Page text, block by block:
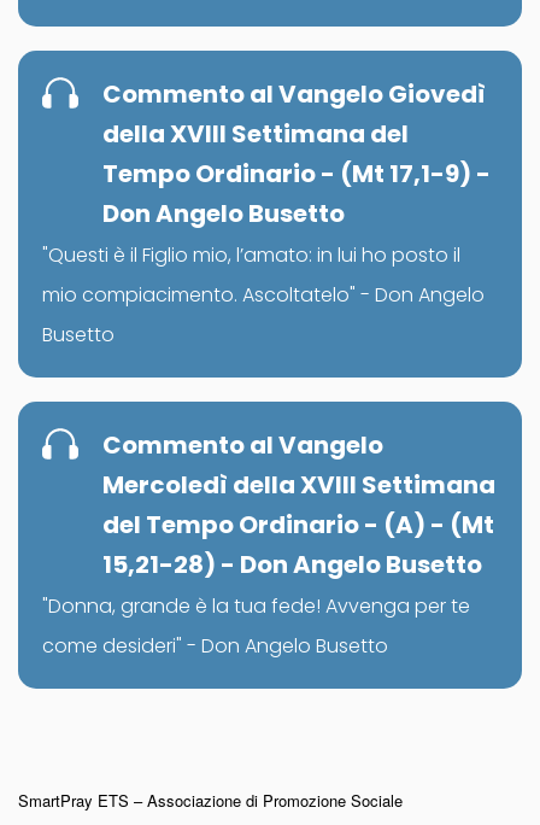
Commento al Vangelo Giovedì
della XVIII Settimana del
Tempo Ordinario - (Mt 17,1-9) -
Don Angelo Busetto
"Questi è il Figlio mio, l’amato: in lui ho posto il
mio compiacimento. Ascoltatelo" - Don Angelo
Busetto
Commento al Vangelo
Mercoledì della XVIII Settimana
del Tempo Ordinario - (A) - (Mt
15,21-28) - Don Angelo Busetto
"Donna, grande è la tua fede! Avvenga per te
come desideri" - Don Angelo Busetto
SmartPray ETS – Associazione di Promozione Sociale